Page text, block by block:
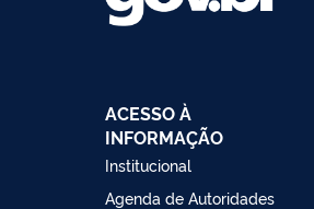
ACESSO À
INFORMAÇÃO
Institucional
Agenda de Autoridades